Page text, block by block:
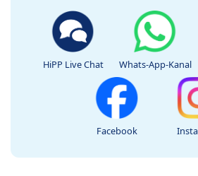
HiPP Live Chat Whats-App-Kanal
Facebook